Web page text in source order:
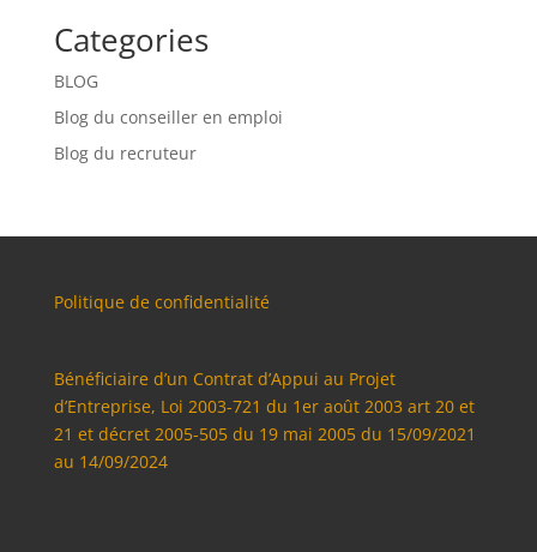
Categories
BLOG
Blog du conseiller en emploi
Blog du recruteur
Politique de confidentialité
Bénéficiaire d’un Contrat d’Appui au Projet
d’Entreprise, Loi 2003-721 du 1er août 2003 art 20 et
21 et décret 2005-505 du 19 mai 2005 du 15/09/2021
au 14/09/2024